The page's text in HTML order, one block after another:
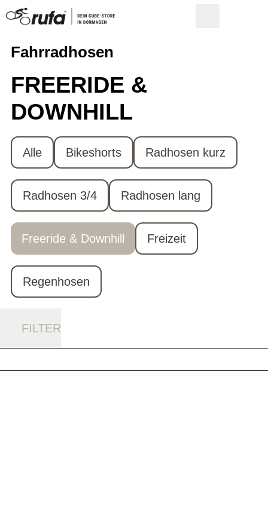
Fahrradhosen
FREERIDE &
DOWNHILL
Alle Bikeshorts Radhosen kurz
Radhosen 3/4 Radhosen lang
Freeride & Downhill Freizeit
Regenhosen
FILTER